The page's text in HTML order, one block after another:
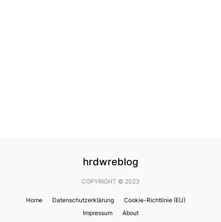
hrdwreblog
COPYRIGHT © 2023
Home Datenschutzerklärung
Cookie-Richtlinie (EU)
Impressum
About